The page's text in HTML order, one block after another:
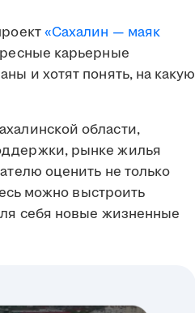
«Сахалин — маяк
карьерные
и хотят понять, на какую
области,
рынке жилья
оценить не только
можно выстроить
себя новые жизненные